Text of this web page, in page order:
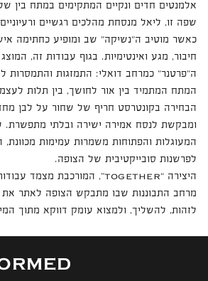
אלמנטים חדים ונקיים המתקימים במתח בין
שפה זו, ליאל מנסחת מהלכים רגשיים
כאשר מוטיב ה״נשיקה״ שב ומופיע כחתימה
חיבור, מגע ואינטימיות. בגוף עבודות זה,
ה״פרטנר״ כמרחב דואלי: התמזגות והתמסרות
המתח המתמיד בין אור לחושך, בין תלות
הבחירה בקונטרסט חריף של שחור על לבן
ומבקשת לנסח אמירה ישירה ובלתי מתפשרת.
המעוגלות והפתוחות משמרות עמימות מכוונת,
לפרשנות סובייקטיבית של הצופה.
היצירה “TOGETHER”, המורכבת מצמד
מרחב התבוננות שבו מתבקש הצופה לאתר
לזהות, להשליך, ולמצוא עומק דווקא מתוך